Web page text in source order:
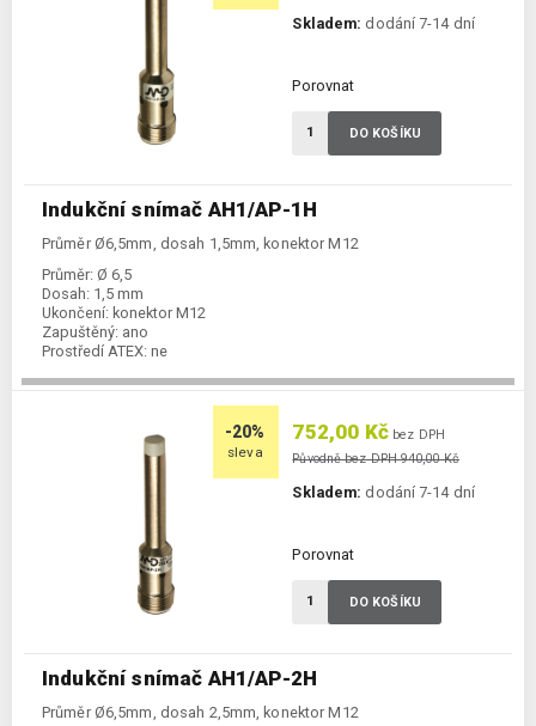
Indukční snímač AH1/AP-1H
Průměr Ø6,5mm, dosah 1,5mm, konektor M12
Průměr: Ø 6,5
Dosah: 1,5 mm
Ukončení: konektor M12
Zapuštěný: ano
Prostředí ATEX: ne
Skladem: dodání 7-14 dní
Porovnat
DO KOŠÍKU
-20%
sleva
Indukční snímač AH1/AP-2H
Průměr Ø6,5mm, dosah 2,5mm, konektor M12
752,00 Kč bez DPH
Původně bez DPH 940,00 Kč
Skladem: dodání 7-14 dní
Porovnat
DO KOŠÍKU